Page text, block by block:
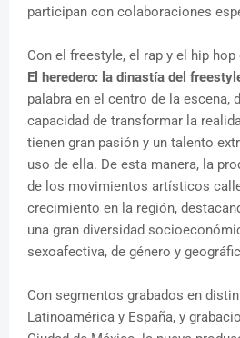
participan con colaboraciones
Con el freestyle, el rap y el hip
El heredero: la dinastía del
palabra en el centro de la escena,
capacidad de transformar la
tienen gran pasión y un talento
uso de ella. De esta manera, la
de los movimientos artísticos
crecimiento en la región,
una gran diversidad
sexoafectiva, de género y
Con segmentos grabados en
Latinoamérica y España, y